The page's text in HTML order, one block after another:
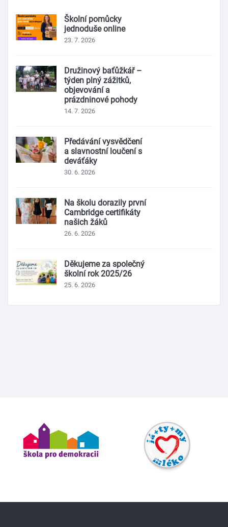
Školní pomůcky
jednoduše online
23. 7. 2026
Družinový baťůžkář –
týden plný zážitků,
objevování a
prázdninové pohody
14. 7. 2026
Předávání vysvědčení
a slavnostní loučení s
deváťáky
30. 6. 2026
Na školu dorazily první
Cambridge certifikáty
našich žáků
26. 6. 2026
Děkujeme za společný
školní rok 2025/26
25. 6. 2026